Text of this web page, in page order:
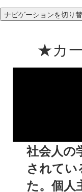
ナビゲーションを切り
★カ
ご挨拶
経営に必
社会人の
されてい
た。個人